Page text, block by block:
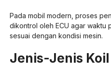
Pada mobil modern, proses
dikontrol oleh ECU agar waktu
sesuai dengan kondisi mesin.
Jenis-Jenis